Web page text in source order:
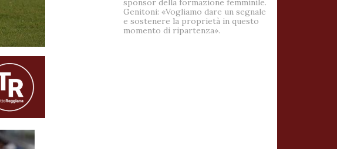
sponsor della formazione femminile.
Genitoni: «Vogliamo dare un segnale
e sostenere la proprietà in questo
momento di ripartenza».